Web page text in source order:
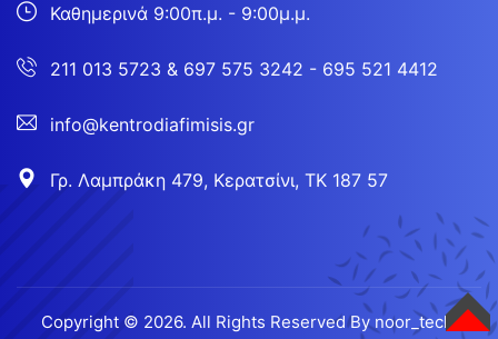
Καθημερινά 9:00π.μ. - 9:00μ.μ.
211 013 5723 & 697 575 3242 - 695 521 4412
info@kentrodiafimisis.gr
Γρ. Λαμπράκη 479, Κερατσίνι, ΤΚ 187 57
Copyright © 2026. All Rights Reserved Bynoor_tech.